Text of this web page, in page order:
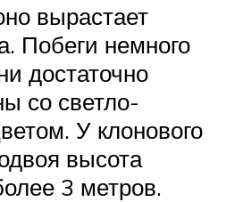
вырастает
Побеги немного
достаточно
со светло-
У клонового
высота
3 метров.